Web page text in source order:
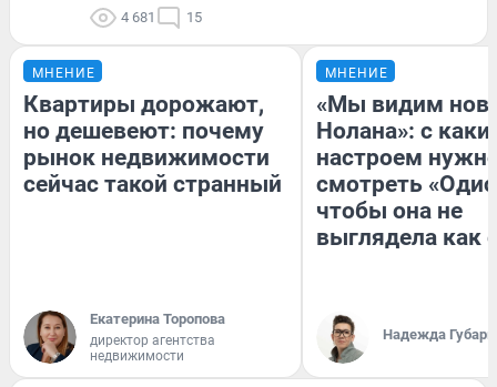
4 681 15
МНЕНИЕ
Квартиры дорожают,
но дешевеют: почему
рынок недвижимости
сейчас такой странный
Екатерина Торопова
директор агентства
недвижимости
МНЕНИЕ
«Мы видим
Нолана»: с
настроем
смотреть
чтобы она не
выглядела как
Надежда Губарь